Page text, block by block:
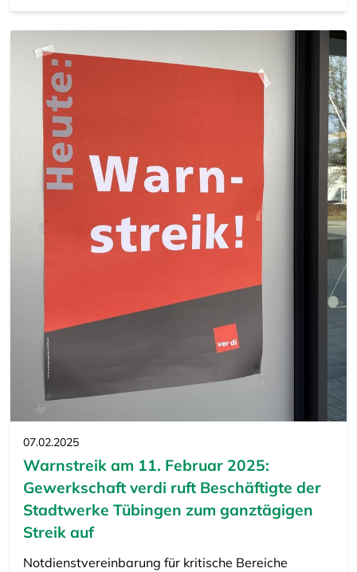
07.02.2025
Warnstreik am 11. Februar 2025:
Gewerkschaft verdi ruft Beschäftigte der
Stadtwerke Tübingen zum ganztägigen
Streik auf
Notdienstvereinbarung für kritische Bereiche